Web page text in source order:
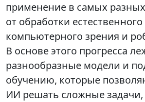
применение в самых
от обработки
компьютерного зрения и
В основе этого прогресса
разнообразные модели и
обучению, которые
ИИ решать сложные задачи,